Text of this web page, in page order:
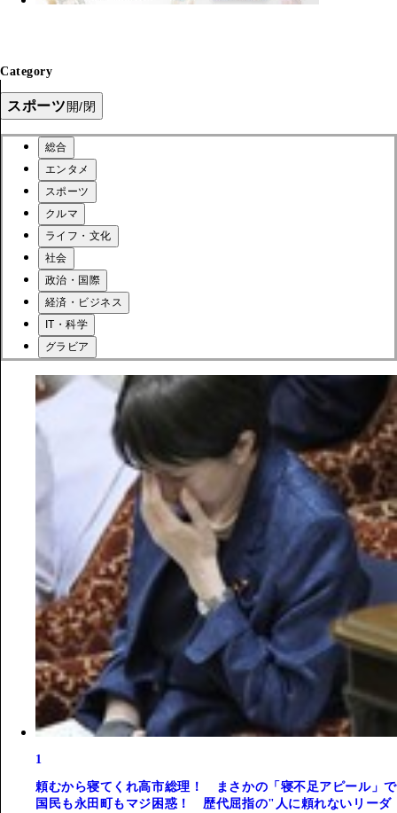
Category
スポーツ開/閉
総合
エンタメ
スポーツ
クルマ
ライフ・文化
社会
政治・国際
経済・ビジネス
IT・科学
グラビア
1
頼むから寝てくれ高市総理！ まさかの「寝不足アピール」で
国民も永田町もマジ困惑！ 歴代屈指の"人に頼れないリーダ